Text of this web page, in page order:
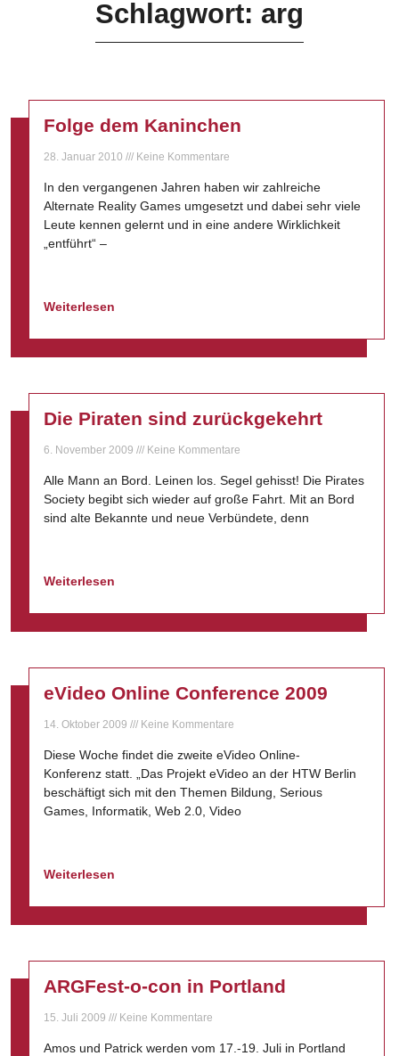
Schlagwort: arg
Folge dem Kaninchen
28. Januar 2010 Keine Kommentare
In den vergangenen Jahren haben wir zahlreiche
Alternate Reality Games umgesetzt und dabei sehr viele
Leute kennen gelernt und in eine andere Wirklichkeit
„entführt“ –
Weiterlesen
Die Piraten sind zurückgekehrt
6. November 2009 Keine Kommentare
Alle Mann an Bord. Leinen los. Segel gehisst! Die Pirates
Society begibt sich wieder auf große Fahrt. Mit an Bord
sind alte Bekannte und neue Verbündete, denn
Weiterlesen
eVideo Online Conference 2009
14. Oktober 2009 Keine Kommentare
Diese Woche findet die zweite eVideo Online-
Konferenz statt. „Das Projekt eVideo an der HTW Berlin
beschäftigt sich mit den Themen Bildung, Serious
Games, Informatik, Web 2.0, Video
Weiterlesen
ARGFest-o-con in Portland
15. Juli 2009 Keine Kommentare
Amos und Patrick werden vom 17.-19. Juli in Portland